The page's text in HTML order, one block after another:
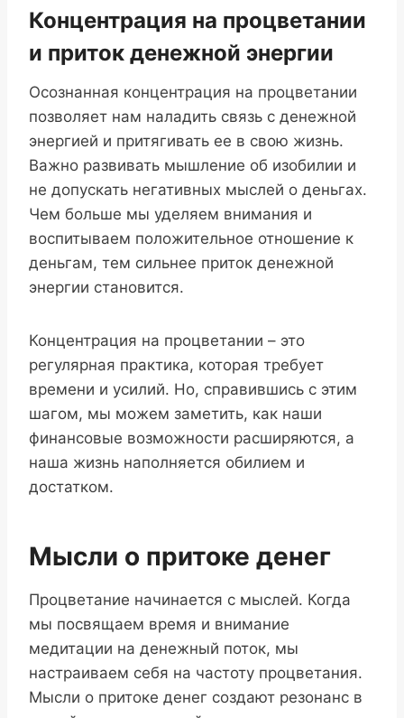
Концентрация на процветании
и приток денежной энергии
Осознанная концентрация на процветании
позволяет нам наладить связь с денежной
энергией и притягивать ее в свою жизнь.
Важно развивать мышление об изобилии и
не допускать негативных мыслей о деньгах.
Чем больше мы уделяем внимания и
воспитываем положительное отношение к
деньгам, тем сильнее приток денежной
энергии становится.
Концентрация на процветании – это
регулярная практика, которая требует
времени и усилий. Но, справившись с этим
шагом, мы можем заметить, как наши
финансовые возможности расширяются, а
наша жизнь наполняется обилием и
достатком.
Мысли о притоке денег
Процветание начинается с мыслей. Когда
мы посвящаем время и внимание
медитации на денежный поток, мы
настраиваем себя на частоту процветания.
Мысли о притоке денег создают резонанс в